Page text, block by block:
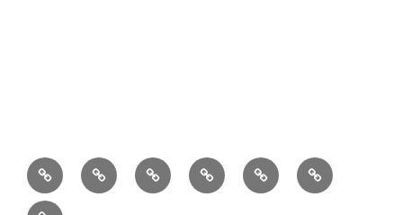
ホ
ー
自
己
こ
の
Privacy
policy
Contact
information
お
料
旅